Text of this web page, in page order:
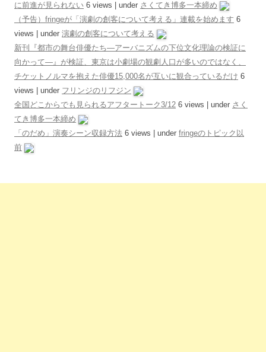
に前進が見られない 6 views under さくてき博多一本締め
（予告）fringeが「演劇の創客について考える」連載を始めます 6
views
under 演劇の創客について考える
新刊『都市の舞台俳優たち―アーバニズムの下位文化理論の検証に
向かって―』が検証、東京は小劇場の観劇人口が多いのではなく、
チケットノルマを抱えた俳優15,000名が互いに観合っているだけ 6
views
under フリンジのリフジン
全国どこからでも見られるアフタートーク3/12 6 views under さく
てき博多一本締め
「のだめ」演奏シーン収録方法 6 views under fringeのトピック以
前